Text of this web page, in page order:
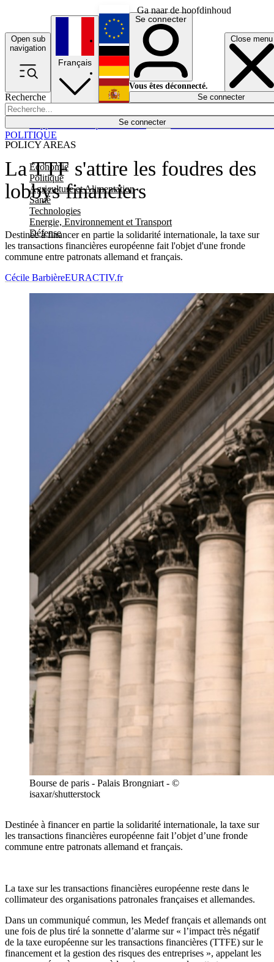
Ga naar de hoofdinhoud
Open sub
navigation
Close menu
Recherche
Se connecter
POLICY AREAS
Economie
Politique
Agriculture et Alimentation
Santé
Technologies
Energie, Environnement et Transport
Défense
Économie
Français
English
Deutsch
Español
Se connecter
Vous êtes déconnecté.
Se connecter
La TTF s'attire les foudres des
lobbys financiers
Destinée à financer en partie la solidarité internationale, la taxe sur
les transactions financières européenne fait l'objet d'une fronde
commune entre patronats allemand et français.
POLITIQUE
Cécile BarbièreEURACTIV.fr
Bourse de paris - Palais Brongniart - ©
isaxar/shutterstock
Destinée à financer en partie la solidarité internationale, la taxe sur
les transactions financières européenne fait l’objet d’une fronde
commune entre patronats allemand et français.
La taxe sur les transactions financières européenne reste dans le
collimateur des organisations patronales françaises et allemandes.
Dans un communiqué commun, les Medef français et allemands ont
une fois de plus tiré la sonnette d’alarme sur « l’impact très négatif
de la taxe européenne sur les transactions financières (TTFE) sur le
financement et la gestion des risques des entreprises », appelant les